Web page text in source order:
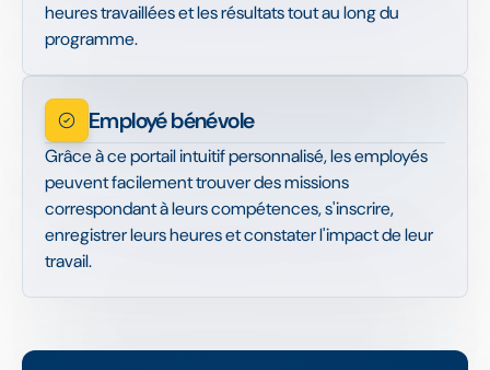
heures travaillées et les résultats tout au long du
programme.
Employé bénévole
Grâce à ce portail intuitif personnalisé, les employés
peuvent facilement trouver des missions
correspondant à leurs compétences, s'inscrire,
enregistrer leurs heures et constater l'impact de leur
travail.